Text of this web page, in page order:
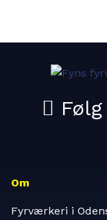
Om
Fyrværkeri i